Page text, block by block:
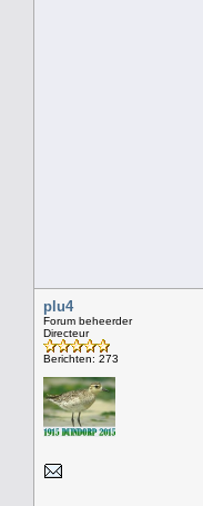
plu4
Forum beheerder
Directeur
Berichten: 273